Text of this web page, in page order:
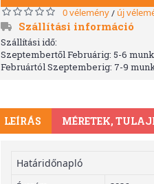
0 vélemény/ új
Szállítási információ
Szállítási idő:
Szeptembertől Februárig: 5-6
Februártól Szeptemberig: 7-9
LEÍRÁS MÉRETEK,
Határidőnapló